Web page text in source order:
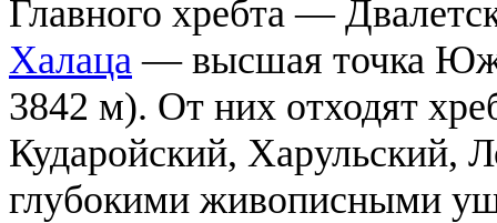
Главного хребта —
Халаца — высшая точка
3842 м). От них отходят
Кударойский, Харульский,
глубокими живописными